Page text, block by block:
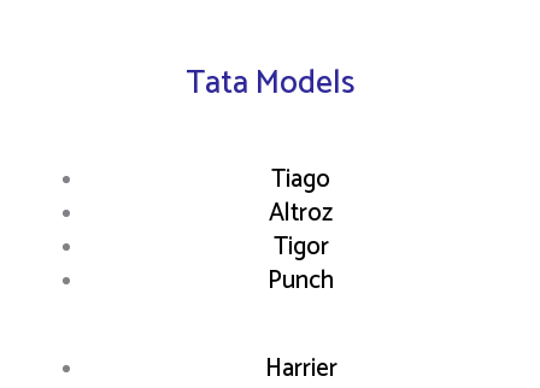
Tata Models
Tiago
Altroz
Tigor
Punch
Harrier